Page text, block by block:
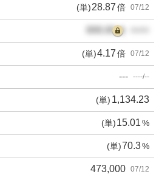
(単)28.87倍 07/12
000.00倍
(単)4.17倍 07/12
--- ----/--
(単) 1,134.23
(単)15.01%
(単)70.3%
473,000 07/12